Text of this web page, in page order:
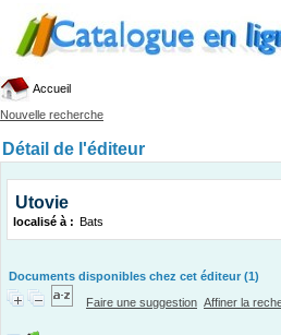
Accueil
Nouvelle recherche
Détail de l'éditeur
Utovie
localisé à : Bats
Documents disponibles chez cet éditeur (1)
Faire une suggestion Affiner la